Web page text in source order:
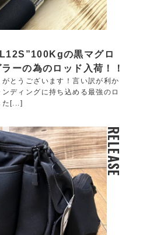
の黒マグロ
ーの為のロッド入荷！！
とうございます！言い訳が利か
ディングに持ち込める最強のロ
た[...]
RELEASE